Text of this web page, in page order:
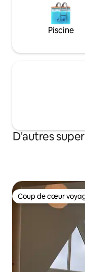
d'assurer leur
bienvenue
Piscine
D'autres
Coup de cœur
Coup de cœur